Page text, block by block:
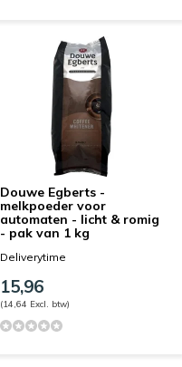
Douwe Egberts -
melkpoeder voor
automaten - licht & romig
- pak van 1 kg
Deliverytime
15,96
(14,64 Excl. btw)